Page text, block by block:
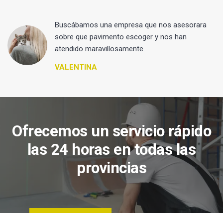
Buscábamos una empresa que nos asesorara
sobre que pavimento escoger y nos han
atendido maravillosamente.
VALENTINA
Ofrecemos un servicio rápido
las 24 horas en todas las
provincias